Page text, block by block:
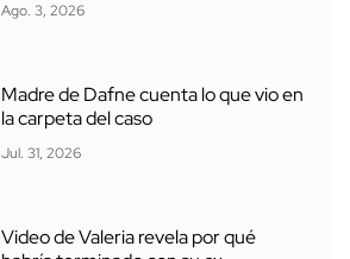
Ago. 3, 2026
Madre de Dafne cuenta lo que vio en
la carpeta del caso
Jul. 31, 2026
Video de Valeria revela por qué